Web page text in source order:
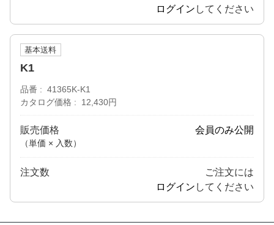
ログイン してください
基本送料
K1
品番
41365K-K1
カタログ価格
12,430円
販売価格
（単価 × 入数）
会員のみ公開
注文数
ご注文には
ログイン してください